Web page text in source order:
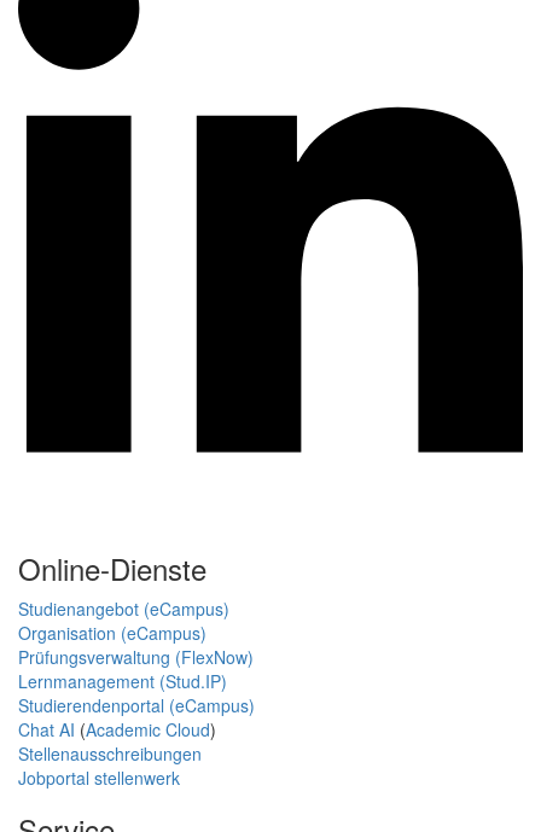
Online-Dienste
Studienangebot (eCampus)
Organisation (eCampus)
Prüfungsverwaltung (FlexNow)
Lernmanagement (Stud.IP)
Studierendenportal (eCampus)
Chat AI (Academic Cloud)
Stellenausschreibungen
Jobportal stellenwerk